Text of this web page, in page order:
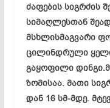
ძაფების სიგრძის
სიმაღლესთან
მსხლისმაგვარი
ცილინდრული
გაყოფილი
ზომისაა. მათი
დან 16 სმ-მდე.